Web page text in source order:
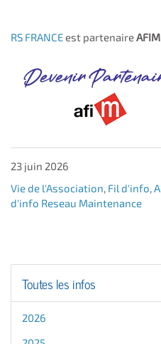
RS FRANCEest partenaireAFIM
23 juin 2026
Vie de l'Association Fil d'info
d'info Reseau Maintenance
Toutes les infos
2026